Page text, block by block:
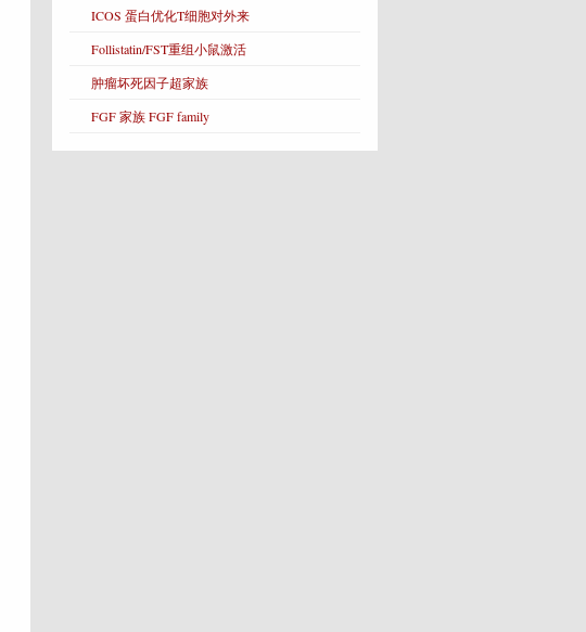
ICOS 蛋白优化T细胞对外来
Follistatin/FST重组小鼠激活
肿瘤坏死因子超家族
FGF 家族 FGF family